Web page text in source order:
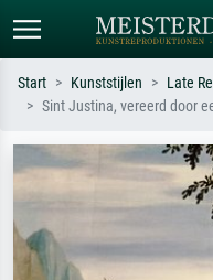
Zoek op kunstenaar, titel of stijl
Monet, Sterrennacht,
Hokusai-golf, naakt.
Start Kunststijlen Late
Sint Justina, vereerd door